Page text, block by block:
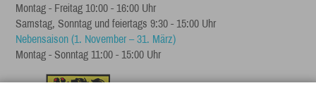
Montag - Freitag 10:00 - 16:00 Uhr
Samstag, Sonntag und feiertags 9:30 - 15:00 Uhr
Nebensaison (1. November – 31. März)
Montag - Sonntag 11:00 - 15:00 Uhr